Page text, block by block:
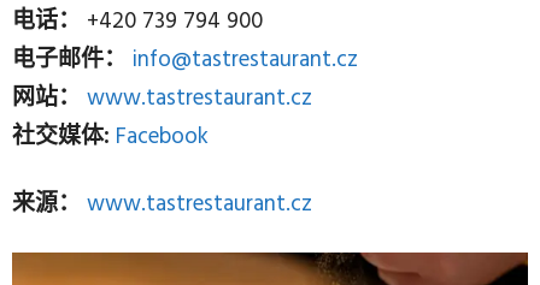
电话： +420 739 794 900
电子邮件： info@tastrestaurant.cz
网站： www.tastrestaurant.cz
社交媒体: Facebook
来源： www.tastrestaurant.cz